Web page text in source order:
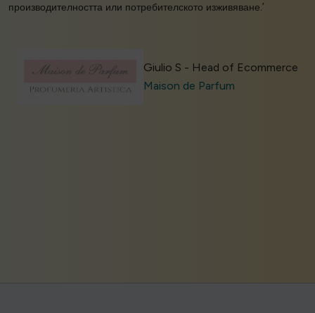
производителността или потребителското изживяване.’
Giulio S - Head of Ecommerce
Maison de Parfum